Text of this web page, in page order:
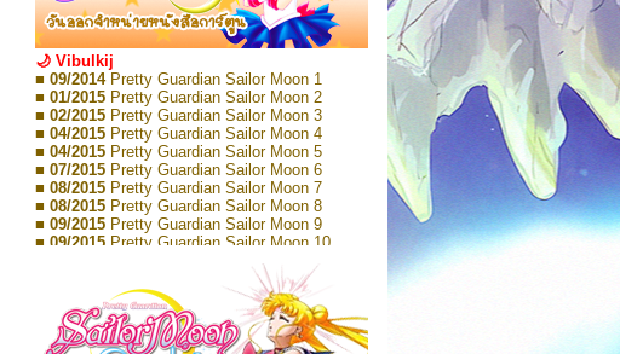
🌙 Vibulkij
■ 09/2014 Pretty Guardian Sailor Moon 1
■ 01/2015 Pretty Guardian Sailor Moon 2
■ 02/2015 Pretty Guardian Sailor Moon 3
■ 04/2015 Pretty Guardian Sailor Moon 4
■ 04/2015 Pretty Guardian Sailor Moon 5
■ 07/2015 Pretty Guardian Sailor Moon 6
■ 08/2015 Pretty Guardian Sailor Moon 7
■ 08/2015 Pretty Guardian Sailor Moon 8
■ 09/2015 Pretty Guardian Sailor Moon 9
■ 09/2015 Pretty Guardian Sailor Moon 10
Pretty Guardian Sailor Moon 11
Pretty Guardian Sailor Moon 12
Pretty Guardian Sailor Moon Short
Stories 1
■ 09/2018Pretty Guardian Sailor Moon Short